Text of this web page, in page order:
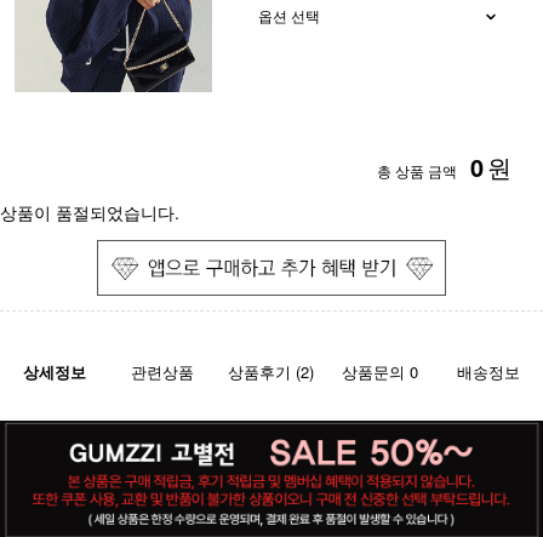
총 상품 금액 0원
상품이 품절되었습니다.
상세정보 관련상품 상품후기 (2) 상품문의 0 배송정보